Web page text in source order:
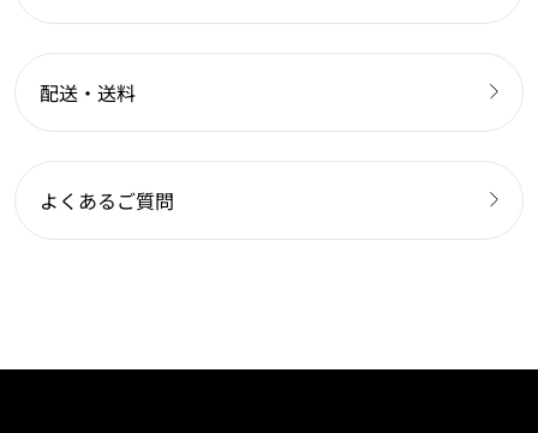
配送・送料
よくあるご質問